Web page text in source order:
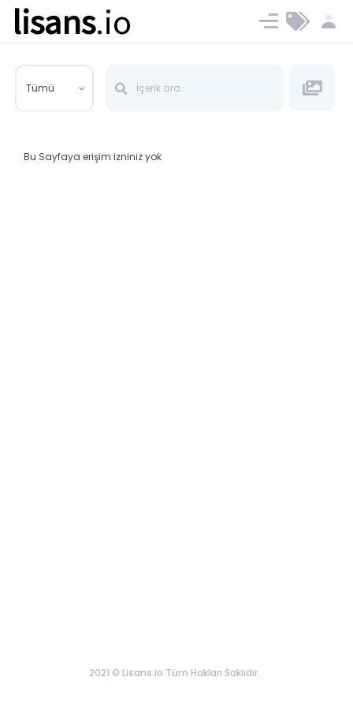
lisans.io Ücret ve Planlar
Tümü
Bu Sayfaya erişim izniniz yok
2021 © Lisans.io Tüm Hakları Saklıdır.